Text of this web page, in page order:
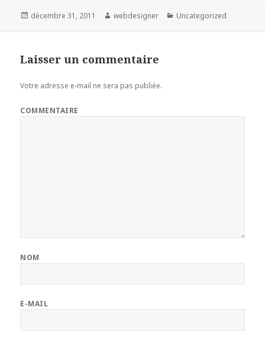
Publié
décembre 31, 2011 Auteur
webdesigner Catégories
Uncategorized
Laisser un commentaire
Votre adresse e-mail ne sera pas publiée.
COMMENTAIRE
NOM
E-MAIL